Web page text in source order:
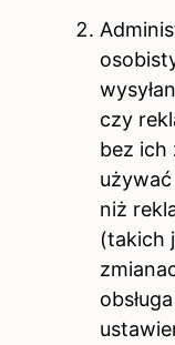
czy
bez ich
niż
(takich